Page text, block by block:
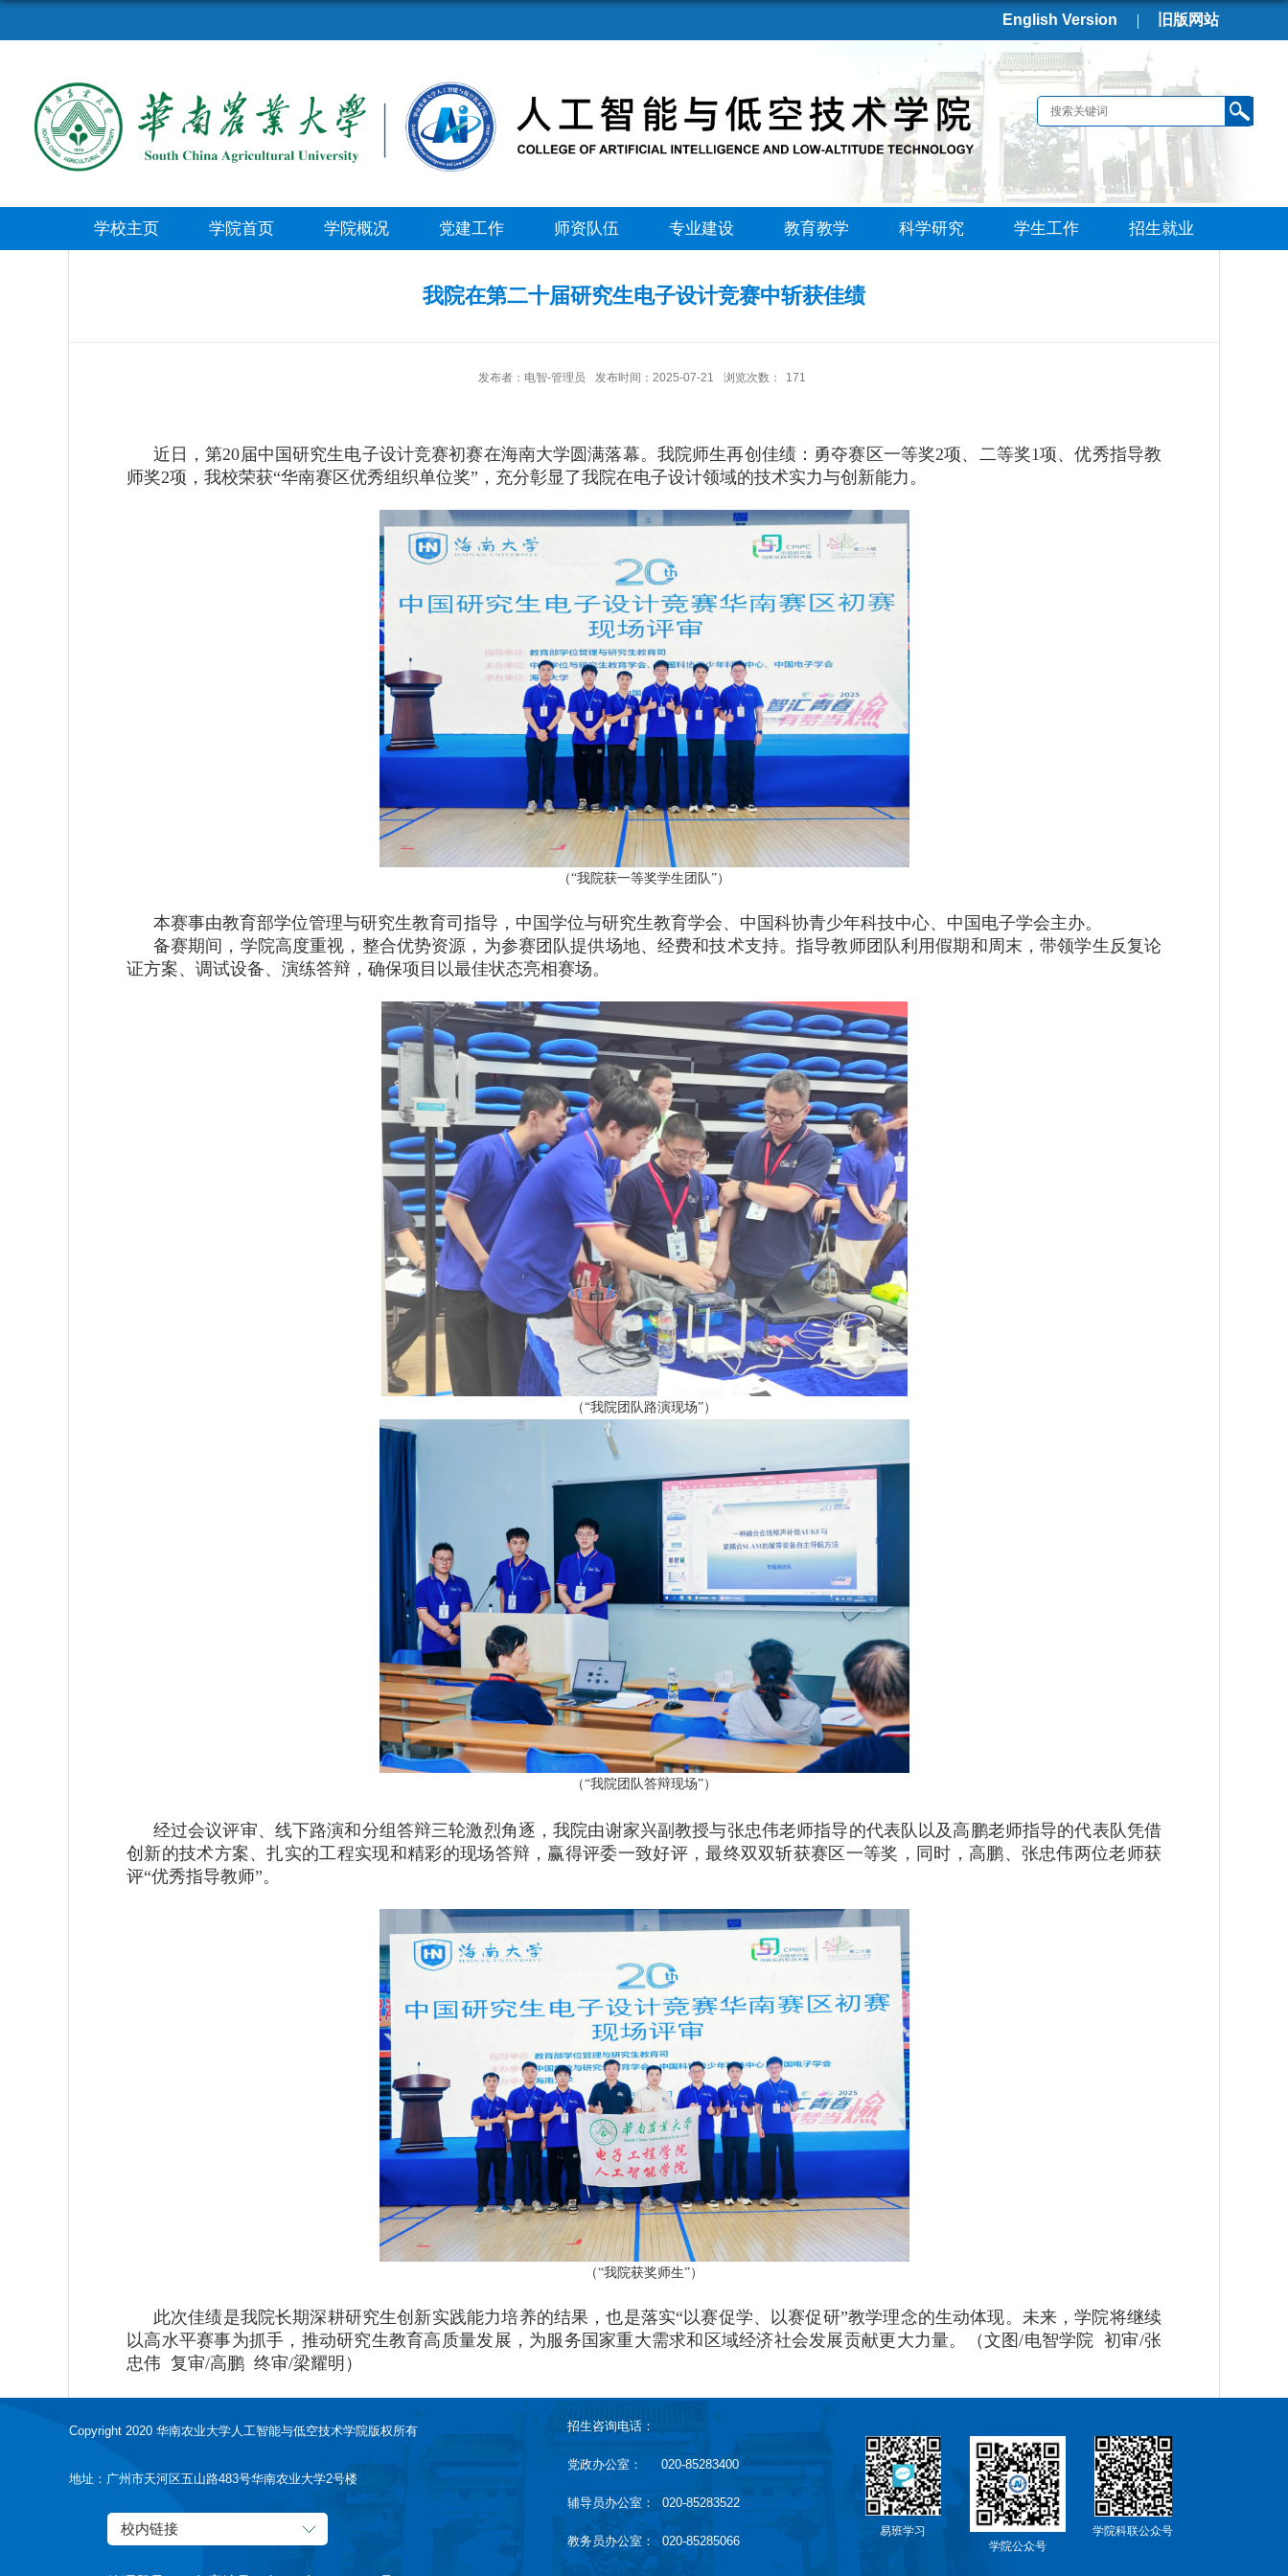
English Version 旧版网站
学校主页 学院首页 学院概况 党建工作 师资队伍 专业建设 教育教学 科学研究 学生工作 招生就业
我院在第二十届研究生电子设计竞赛中斩获佳绩
发布者：电智-管理员 发布时间：2025-07-21 浏览次数： 171
近日，第20届中国研究生电子设计竞赛初赛在海南大学圆满落幕。我院师生再创佳绩：勇夺赛区一等奖2项、二等奖1项、优秀指导教
师奖2项，我校荣获“华南赛区优秀组织单位奖”，充分彰显了我院在电子设计领域的技术实力与创新能力。
（“我院获一等奖学生团队”）
本赛事由教育部学位管理与研究生教育司指导，中国学位与研究生教育学会、中国科协青少年科技中心、中国电子学会主办。
备赛期间，学院高度重视，整合优势资源，为参赛团队提供场地、经费和技术支持。指导教师团队利用假期和周末，带领学生反复论
证方案、调试设备、演练答辩，确保项目以最佳状态亮相赛场。
（“我院团队路演现场”）
（“我院团队答辩现场”）
经过会议评审、线下路演和分组答辩三轮激烈角逐，我院由谢家兴副教授与张忠伟老师指导的代表队以及高鹏老师指导的代表队凭借
创新的技术方案、扎实的工程实现和精彩的现场答辩，赢得评委一致好评，最终双双斩获赛区一等奖，同时，高鹏、张忠伟两位老师获
评“优秀指导教师”。
（“我院获奖师生”）
此次佳绩是我院长期深耕研究生创新实践能力培养的结果，也是落实“以赛促学、以赛促研”教学理念的生动体现。未来，学院将继续
以高水平赛事为抓手，推动研究生教育高质量发展，为服务国家重大需求和区域经济社会发展贡献更大力量。（文图/电智学院 初审/张
忠伟 复审/高鹏 终审/梁耀明）
Copyright 2020 华南农业大学人工智能与低空技术学院版权所有
地址：广州市天河区五山路483号华南农业大学2号楼
校内链接
招生咨询电话：
党政办公室： 020-85283400
辅导员办公室： 020-85283522
教务员办公室： 020-85285066
易班学习
学院公众号
学院科联公众号